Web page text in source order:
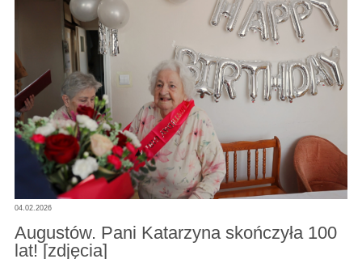
04.02.2026
Augustów. Pani Katarzyna skończyła 100
lat! [zdjęcia]